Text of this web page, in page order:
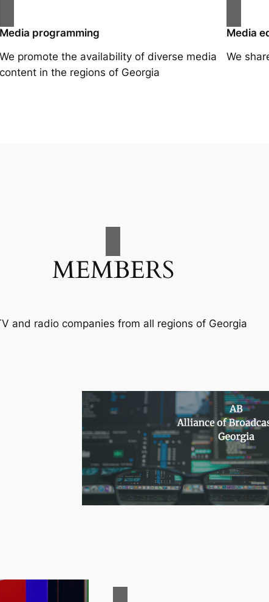
Media programming
We promote the availability of diverse media
content in the regions of Georgia
Media
We
MEMBERS
and radio companies from all regions of Georgia